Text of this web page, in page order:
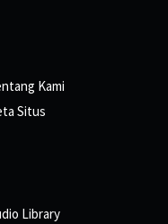
Kami
Situs
Library